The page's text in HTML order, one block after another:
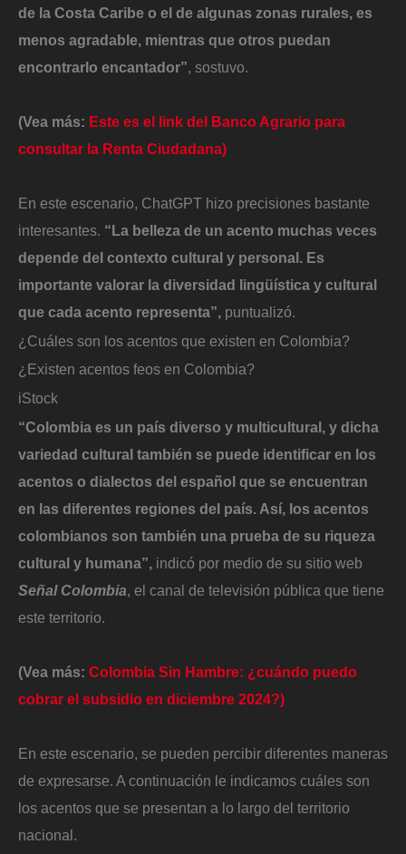
de la Costa Caribe o el de algunas zonas rurales, es
menos agradable, mientras que otros puedan
encontrarlo encantador”, sostuvo.
(Vea más: Este es el link del Banco Agrario para
consultar la Renta Ciudadana)
En este escenario, ChatGPT hizo precisiones bastante
interesantes. “La belleza de un acento muchas veces
depende del contexto cultural y personal. Es
importante valorar la diversidad lingüística y cultural
que cada acento representa”, puntualizó.
¿Cuáles son los acentos que existen en Colombia?
¿Existen acentos feos en Colombia?
iStock
“Colombia es un país diverso y multicultural, y dicha
variedad cultural también se puede identificar en los
acentos o dialectos del español que se encuentran
en las diferentes regiones del país. Así, los acentos
colombianos son también una prueba de su riqueza
cultural y humana”, indicó por medio de su sitio web
Señal Colombia, el canal de televisión pública que tiene
este territorio.
(Vea más: Colombia Sin Hambre: ¿cuándo puedo
cobrar el subsidio en diciembre 2024?)
En este escenario, se pueden percibir diferentes maneras
de expresarse. A continuación le indicamos cuáles son
los acentos que se presentan a lo largo del territorio
nacional.